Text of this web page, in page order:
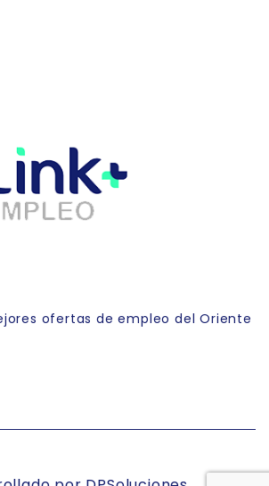
ofertas de empleo del Oriente